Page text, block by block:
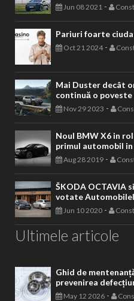
Jun 08 2021 -
Pariuri foarte
Oct 21 2024-
Mai Duster decât
continuă o poveste
Nov 29 2023 -
Noul BMW X6 in
primul automobil
Aug 28 2019 -
ŠKODA OCTAVIA
votate
Jun 10 2020 -
Ultimele articole
Ghid de
prevenirea
May 12 2026 -